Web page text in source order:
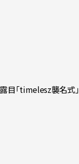
目「timelesz襲名